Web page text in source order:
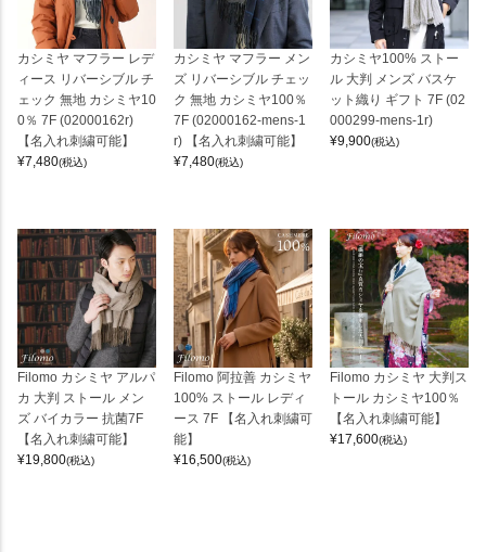
カシミヤ マフラー レデ
ィース リバーシブル チ
ェック 無地 カシミヤ10
0％ 7F (02000162r)
【名入れ刺繍可能】
¥7,480(税込)
カシミヤ マフラー メン
ズ リバーシブル チェッ
ク 無地 カシミヤ100％
7F (02000162-mens-1
r) 【名入れ刺繍可能】
¥7,480(税込)
カシミヤ100% ストー
ル 大判 メンズ バスケ
ット織り ギフト 7F (02
000299-mens-1r)
¥9,900(税込)
Filomo カシミヤ アルパ
カ 大判 ストール メン
ズ バイカラー 抗菌7F
【名入れ刺繍可能】
¥19,800(税込)
Filomo 阿拉善 カシミヤ
100% ストール レディ
ース 7F 【名入れ刺繍可
能】
¥16,500(税込)
Filomo カシミヤ 大判ス
トール カシミヤ100％
【名入れ刺繍可能】
¥17,600(税込)